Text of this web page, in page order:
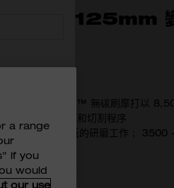
及
無碳刷125mm
POWERSTATE™ 無碳刷摩打以
成最艱難的研磨和切割程序
於所需轉速較低的研磨工作；
a range
if you
would
our use